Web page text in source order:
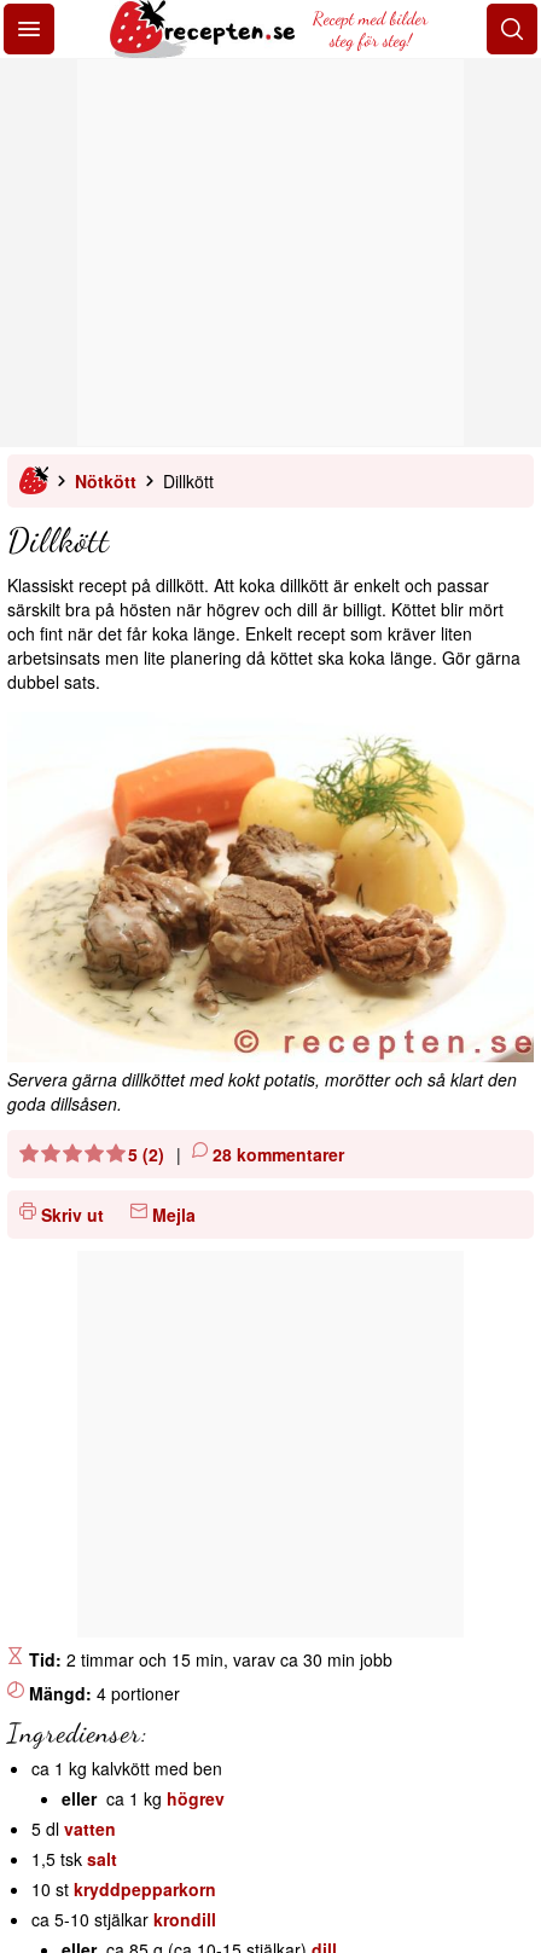
Recept med bilder
steg för steg!
Nötkött Dillkött
Dillkött
Klassiskt recept på dillkött. Att koka dillkött är enkelt och passar
särskilt bra på hösten när högrev och dill är billigt. Köttet blir mört
och fint när det får koka länge. Enkelt recept som kräver liten
arbetsinsats men lite planering då köttet ska koka länge. Gör gärna
dubbel sats.
Servera gärna dillköttet med kokt potatis, morötter och så klart den
goda dillsåsen.
5 (2) | 28 kommentarer
Skriv ut Mejla
Tid: 2 timmar och 15 min, varav ca 30 min jobb
Mängd: 4 portioner
Ingredienser:
ca 1 kg kalvkött med ben
ellerca 1 kg högrev
5 dl vatten
1,5 tsk salt
10 st kryddpepparkorn
ca 5-10 stjälkar krondill